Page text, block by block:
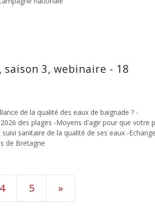
3, webinaire - 18
de la qualité des eaux de baignade ? -
des plages -Moyens d'agir pour que votre
sanitaire de la qualité de ses eaux -
de Bretagne
4 5 »